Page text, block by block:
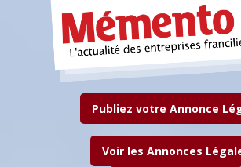
Publiez votre Annonce
Voir les Annonces